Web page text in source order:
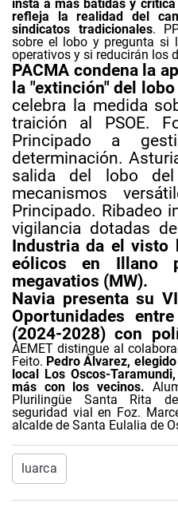
insta a más batidas y
refleja la realidad del
sindicatos tradicionales.
sobre el lobo y pregunta si
operativos y si reducirán los
PACMA condena la
la "extinción" del
celebra la medida
traición al PSOE.
Principado a
determinación.
salida del lobo
mecanismos
Principado. Ribadeo
vigilancia dotadas
Industria da el visto
eólicos en Illano
megavatios (MW).
Navia presenta su
Oportunidades
(2024-2028) con
AEMET distingue al
Feito. Pedro Álvarez,
local Los Oscos-
más con los vecinos.
Plurilingüe Santa Rita
seguridad vial en Foz.
alcalde de Santa Eulalia de
luarca